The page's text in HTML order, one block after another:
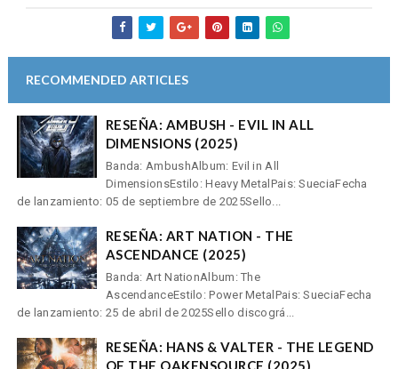
RECOMMENDED ARTICLES
RESEÑA: AMBUSH - EVIL IN ALL
DIMENSIONS (2025)
Banda: AmbushAlbum: Evil in All
DimensionsEstilo: Heavy MetalPais: SueciaFecha
de lanzamiento: 05 de septiembre de 2025Sello...
RESEÑA: ART NATION - THE
ASCENDANCE (2025)
Banda: Art NationAlbum: The
AscendanceEstilo: Power MetalPais: SueciaFecha
de lanzamiento: 25 de abril de 2025Sello discográ...
RESEÑA: HANS & VALTER - THE LEGEND
OF THE OAKENSOURCE (2025)